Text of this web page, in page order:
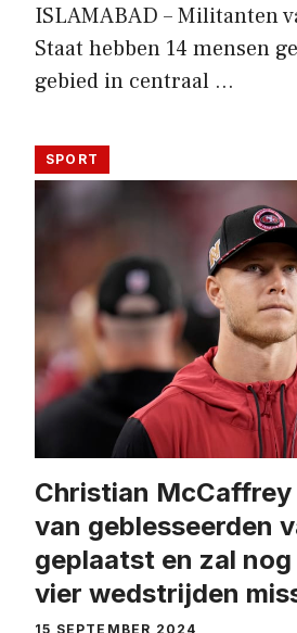
ISLAMABAD – Militanten
Staat hebben 14 mensen
gebied in centraal …
SPORT
Christian
van geblesseerden
geplaatst en zal
vier wedstrijden
15 SEPTEMBER 2024